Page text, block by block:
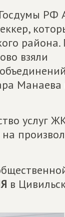
РФ
района.
взяли
Манаева
услуг
в